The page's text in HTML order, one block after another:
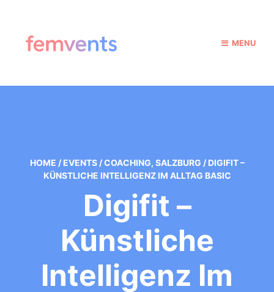
MENU
HOME / EVENTS / COACHING, SALZBURG / DIGIFIT –
KÜNSTLICHE INTELLIGENZ IM ALLTAG BASIC
Digifit –
Künstliche
Intelligenz Im